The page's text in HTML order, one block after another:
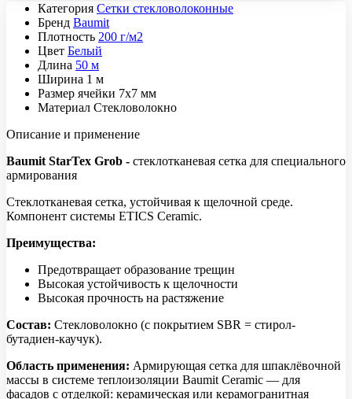
Категория Сетки стекловолоконные
Бренд Baumit
Плотность 200 г/м2
Цвет Белый
Длина 50 м
Ширина 1 м
Размер ячейки 7x7 мм
Материал Cтекловолокно
Описание и применение
Baumit StarTex Grob - стеклотканевая сетка для специального
армирования
Стеклотканевая сетка, устойчивая к щелочной среде.
Компонент системы ETICS Ceramic.
Преимущества:
Предотвращает образование трещин
Высокая устойчивость к щелочности
Высокая прочность на растяжение
Состав: Стекловолокно (с покрытием SBR = стирол-
бутадиен-каучук).
Область применения: Армирующая сетка для шпаклёвочной
массы в системе теплоизоляции Baumit Ceramic — для
фасадов с отделкой: керамическая или керамогранитная